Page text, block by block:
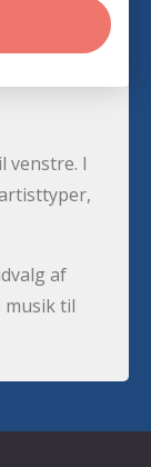
venstre. I
af
musik til